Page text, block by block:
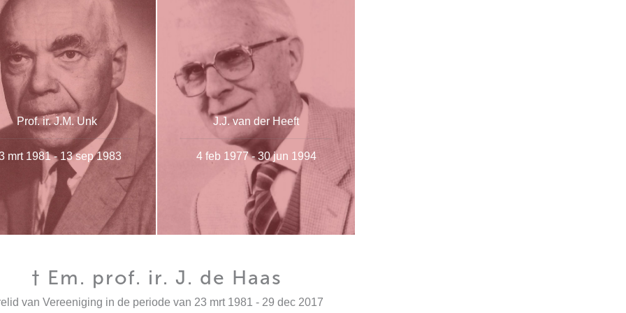
Prof. ir. J.M. Unk
mrt 1981 - 13 sep 1983
J.J. van der Heeft
4 feb 1977 - 30 jun 1994
† Em. prof. ir. J. de Haas
van Vereeniging in de periode van 23 mrt 1981 - 29 dec 2017